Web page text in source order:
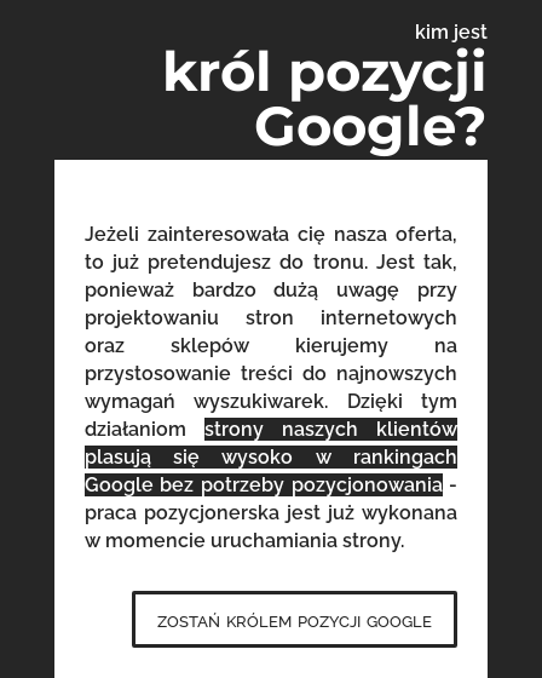
kim jest
król pozycji
Google?
Jeżeli zainteresowała cię nasza oferta,
to już pretendujesz do tronu. Jest tak,
ponieważ bardzo dużą uwagę przy
projektowaniu stron internetowych
oraz sklepów kierujemy na
przystosowanie treści do najnowszych
wymagań wyszukiwarek. Dzięki tym
działaniom strony naszych klientów
plasują się wysoko w rankingach
Google bez potrzeby pozycjonowania-
praca pozycjonerska jest już wykonana
w momencie uruchamiania strony.
zostań królem pozycji google